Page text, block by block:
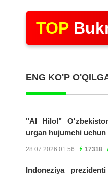
TOP
ENG KO'P
"Al Hilol"
urgan hujumchi uchun
28.07.2026 01:56 17318
Indoneziya